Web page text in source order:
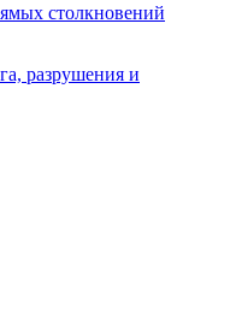
столкновений
разрушения и